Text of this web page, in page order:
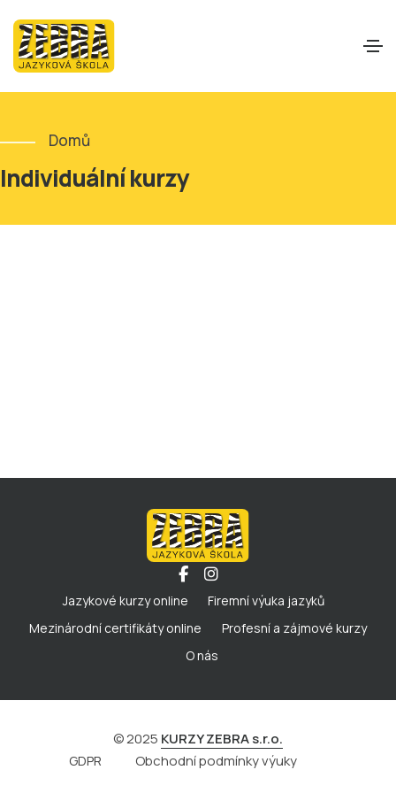
Domů
Individuální kurzy
Jazykové kurzy online
Firemní výuka jazyků
Mezinárodní certifikáty online
Profesní a zájmové kurzy
O nás
© 2025 KURZY ZEBRA s.r.o.
GDPR
Obchodní podmínky výuky